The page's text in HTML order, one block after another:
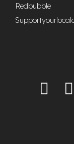
Redbubble